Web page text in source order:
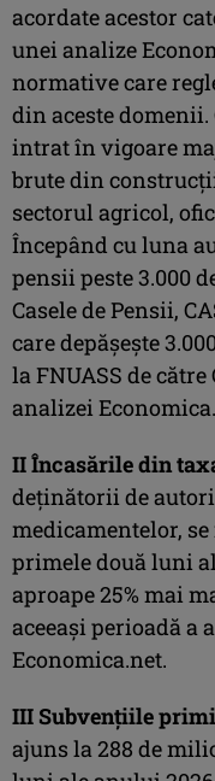
acordate acestor
unei analize
normative care
din aceste domenii.
intrat în vigoare
brute din
sectorul agricol,
Începând cu luna
pensii peste 3.000
Casele de Pensii,
care depăşeşte
la FNUASS de
analizei
IIÎncasările din
deţinătorii de
medicamentelor,
primele două luni
aproape 25% mai
aceeaşi perioadă a
Economica.net.
III Subvenţiile
ajuns la 288 de